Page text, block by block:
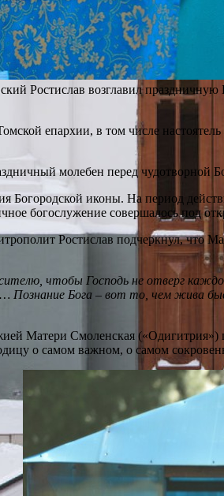
Ростислав возглавил
епархии, в том числе
молебен перед чудотворной
Богородской иконы. На период
богослужение совершалось под
Ростислав подчеркнул, что
чтобы Господь не отверг
Познание Бога – вот то, чем
Матери Смоленская
о самом важном, о самом